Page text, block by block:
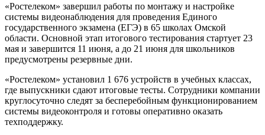
«Ростелеком» завершил работы по монтажу и настройке
системы видеонаблюдения для проведения Единого
государственного экзамена (ЕГЭ) в 65 школах Омской
области. Основной этап итогового тестирования стартует 23
мая и завершится 11 июня, а до 21 июня для школьников
предусмотрены резервные дни.
«Ростелеком» установил 1 676 устройств в учебных классах,
где выпускники сдают итоговые тесты. Сотрудники компании
круглосуточно следят за бесперебойным функционированием
системы видеоконтроля и готовы оперативно оказать
техподдержку.